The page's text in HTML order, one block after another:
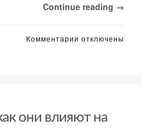
Continue reading →
Комментарии к
Киев
отключены
они влияют на